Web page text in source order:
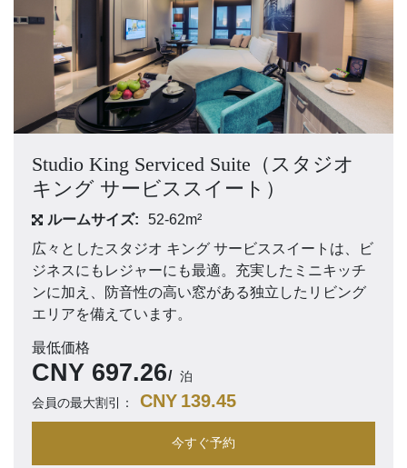
Studio King Serviced Suite（スタジオ
キング サービススイート）
ルームサイズ:
52-62m²
広々としたスタジオ キング サービススイートは、ビ
ジネスにもレジャーにも最適。充実したミニキッチ
ンに加え、防音性の高い窓がある独立したリビング
エリアを備えています。
最低価格
CNY 697.26
泊
会員の最大割引：
CNY 139.45
今すぐ予約